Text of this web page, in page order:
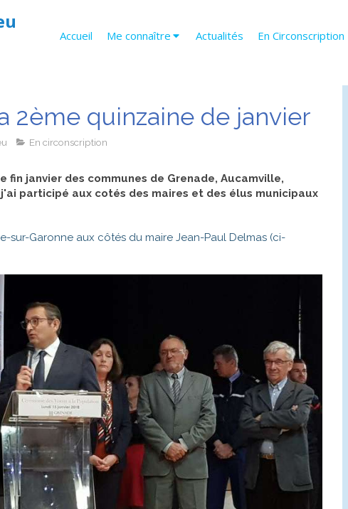
Accueil Me connaître Actualités En Circonscription
2ème quinzaine de janvier
En circonscription
fin janvier des communes de Grenade, Aucamville,
participé aux cotés des maires et des élus municipaux
sur-Garonne aux côtés du maire Jean-Paul Delmas (ci-